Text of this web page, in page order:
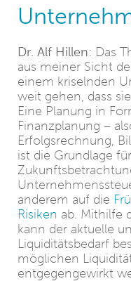
Dr. Alf Hillen: Das
aus meiner Sicht
einem kriselnden
weit gehen, dass
Eine Planung in
Finanzplanung –
Erfolgsrechnung,
ist die Grundlage
anderem auf die
Risiken ab. Mithilfe
kann der aktuelle
Liquiditätsbedarf
möglichen
entgegengewirkt